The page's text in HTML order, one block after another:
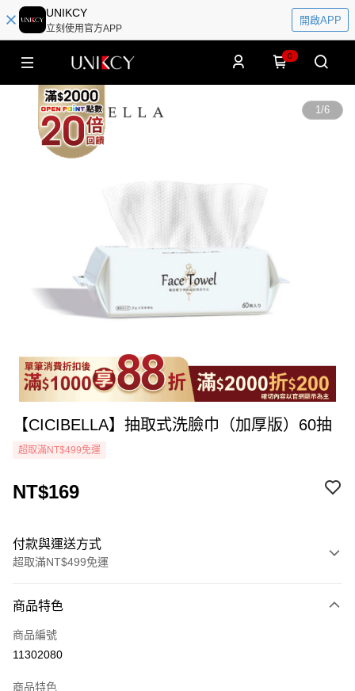
UNIKCY
立刻使用官方APP
開啟APP
0
1/6
【CICIBELLA】抽取式洗臉巾（加厚版）60抽
超取滿NT$499免運
NT$169
付款與運送方式
超取滿NT$499免運
icash Pay
信用卡一次付款
商品特色
商品編號
11302080
商品特色